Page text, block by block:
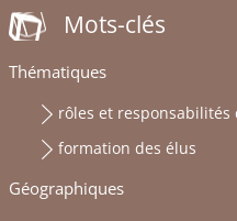
Mots-clés
Thématiques
rôles et
formation des élus
Géographiques